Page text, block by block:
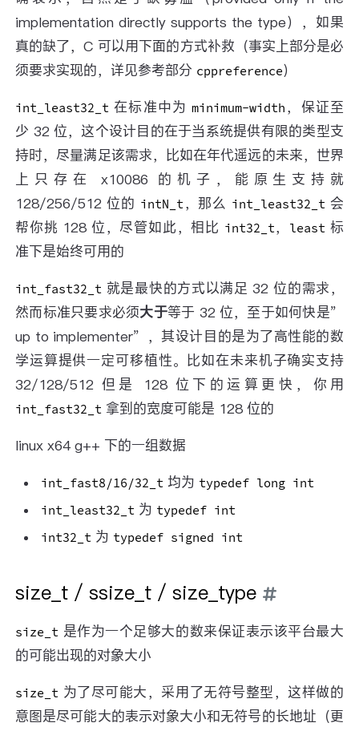
implementation directly supports the type），如果
真的缺了，C 可以用下面的方式补救（事实上部分是必
须要求实现的，详见参考部分 cppreference）
int_least32_t 在标准中为minimum-width ，保证至
少 32 位，这个设计目的在于当系统提供有限的类型支
持时，尽量满足该需求，比如在年代遥远的未来，世界
上只存在 x10086 的机子，能原生支持就
128/256/512 位的 intN_t，那么 int_least32_t 会
帮你挑 128 位，尽管如此，相比 int32_t， least 标
准下是始终可用的
int_fast32_t 就是最快的方式以满足 32 位的需求，
然而标准只要求必须大于等于 32 位，至于如何快是”
up to implementer”，其设计目的是为了高性能的数
学运算提供一定可移植性。比如在未来机子确实支持
32/128/512 但是 128 位下的运算更快，你用
int_fast32_t 拿到的宽度可能是 128 位的
linux x64 g++ 下的一组数据
int_fast8/16/32_t 均为 typedef long int
int_least32_t 为 typedef int
int32_t 为 typedef signed int
size_t / ssize_t / size_type
size_t 是作为一个足够大的数来保证表示该平台最大
的可能出现的对象大小
size_t 为了尽可能大，采用了无符号整型，这样做的
意图是尽可能大的表示对象大小和无符号的长地址（更